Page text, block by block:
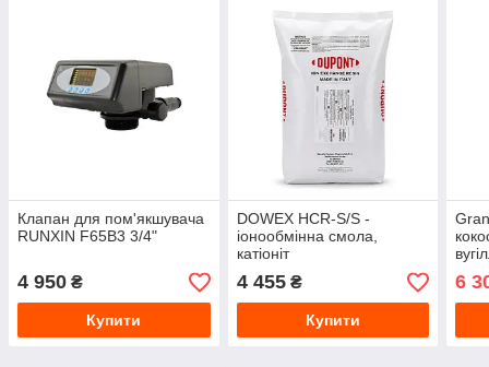
Клапан для пом'якшувача
RUNXIN F65B3 3/4"
4 950 ₴
Купити
DOWEX HCR-S/S -
іонообмінна смола,
катіоніт
4 455₴
Купити
6